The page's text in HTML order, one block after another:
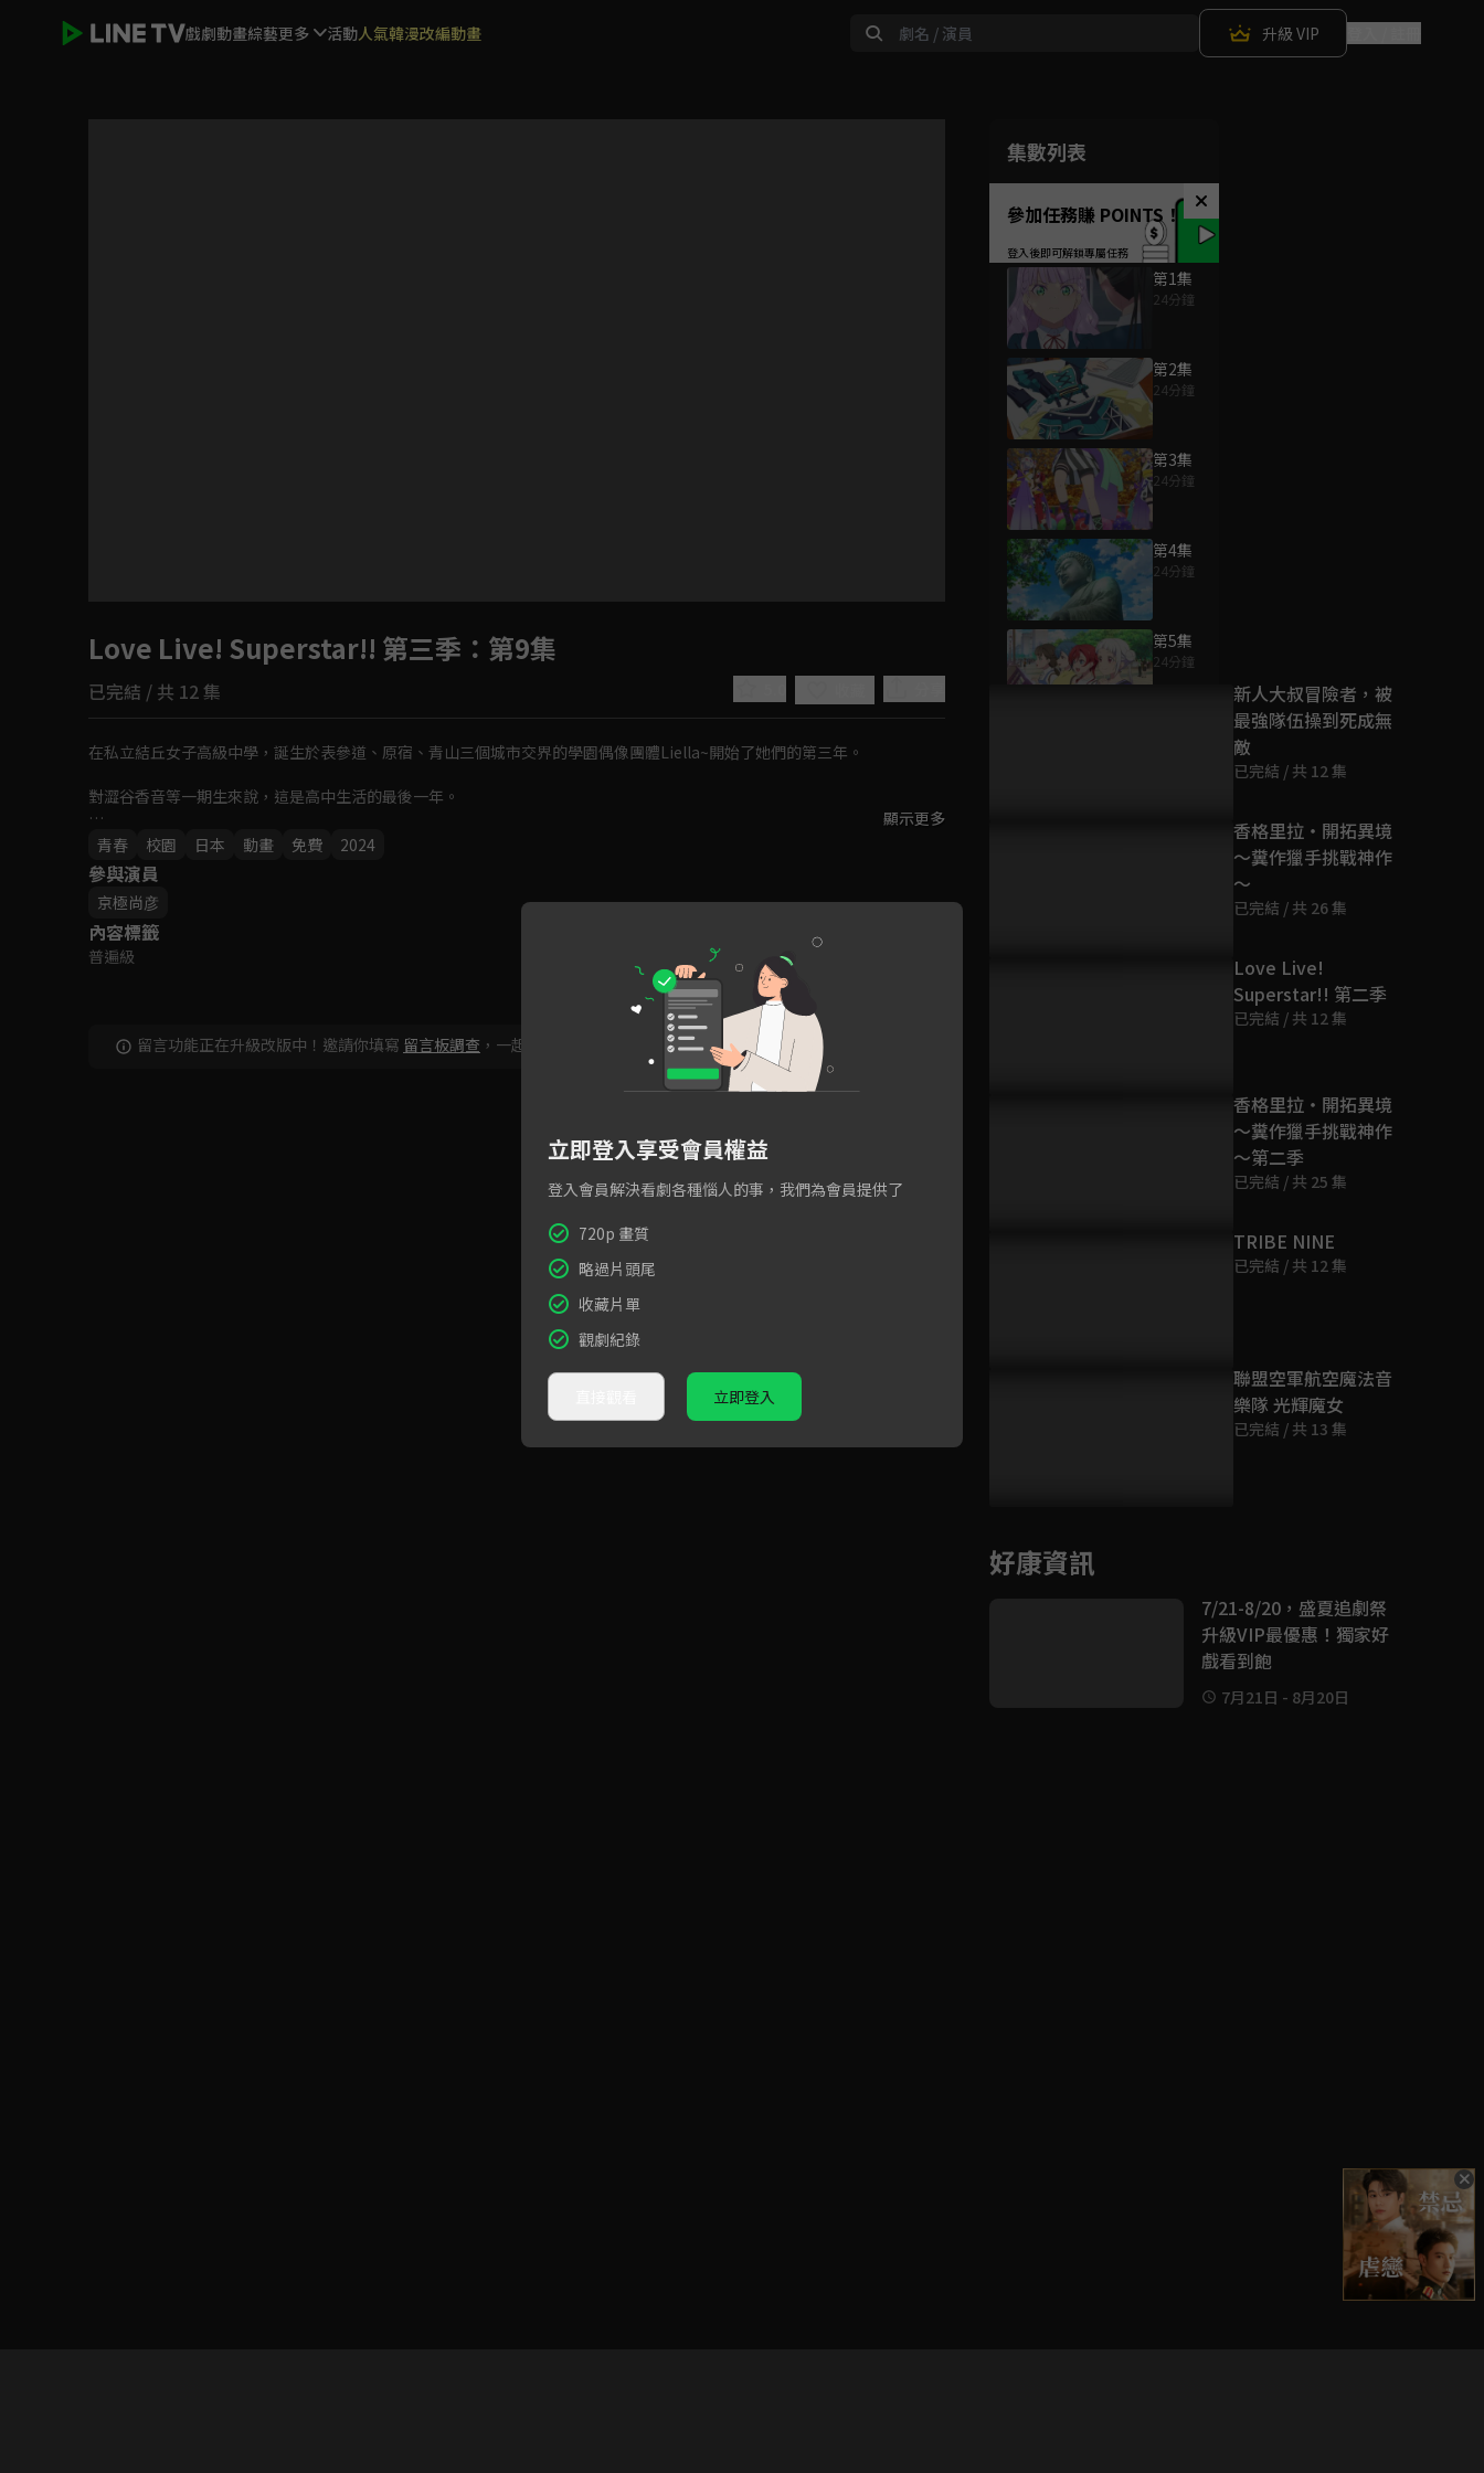
戲劇動畫綜藝更多 活動人氣韓漫改編動畫 升級 VIP
如有不便請見諒
集數列表
參加任務賺 POINTS！
第1集
24分鐘
第2集
24分鐘
第3集
24分鐘
第4集
24分鐘
第5集
24分鐘
Love Live! Superstar!! 第三季 ：第9集
已完結 / 共 12 集
在私立結丘女子高級中學，誕生於表參道、原宿、青山三個城市交界的學園偶像團體Liella~開始了她們的第三年。
對澀谷香音等一期生來說，這是高中生活的最後一年。
無論是盡力歌唱過的學校頂樓，還是全力奔馳過的林蔭大道，在這一切都成為回憶之前「來約定吧――。」
由5個人邁出步伐、9個人實現夢想、11個人集結起來的「大家一起實現的故事」(學園偶像計畫)。
展翅翱翔吧！我們的Love Live！
顯示更多
青春
校園 日本 動畫 免費 2024
參與演員
京極尚彦
內容標籤
普遍級
留言功能正在升級改版中！邀請你填寫 留言板調查 ，一起共創新版留言功能！
為您推薦
新人大叔冒險者，被
最強隊伍操到死成無
敵
已完結 / 共 12 集
香格里拉・開拓異境
～糞作獵手挑戰神作
～
已完結 / 共 26 集
Love Live!
Superstar!! 第二季
已完結 / 共 12 集
香格里拉・開拓異境
～糞作獵手挑戰神作
～第二季
已完結 / 共 25 集
TRIBE NINE
已完結 / 共 12 集
聯盟空軍航空魔法音
樂隊 光輝魔女
已完結 / 共 13 集
好康資訊
7/21-8/20，盛夏追劇祭
升級VIP最優惠！獨家好
戲看到飽
7月21日 - 8月20日
立即登入享受會員權益
登入會員解決看劇各種惱人的事，我們為會員提供了
720p 畫質
略過片頭尾
收藏片單
觀劇紀錄
立即登入